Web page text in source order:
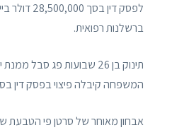
לפסק דין
ברשלנות רפואית.
תינוק בן 26 שבועות פג
המשפחה קיבלה פיצוי בפסק דין בסך 17,100,000